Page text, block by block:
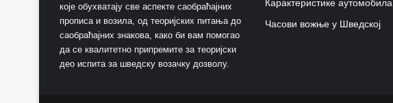
које обухватају све аспекте саобраћајних
прописа и возила, од теоријских питања до
саобраћајних знакова, како би вам помогао
да се квалитетно припремите за теоријски
део испита за шведску возачку дозволу.
Карактеристике аутомобила
Часови вожње у Шведској